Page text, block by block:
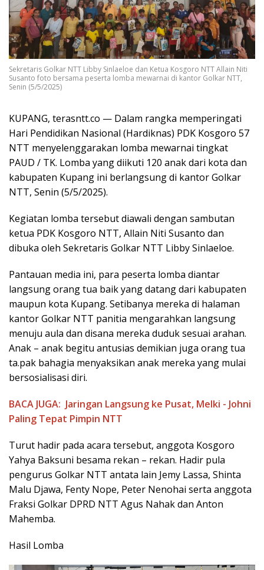
Sekretaris Golkar NTT Libby Sinlaeloe dan Ketua Kosgoro NTT Allain Niti
Susanto foto bersama peserta lomba mewarnai di kantor Golkar NTT,
Senin (5/5/2025)
KUPANG, terasntt.co — Dalam rangka memperingati
Hari Pendidikan Nasional (Hardiknas) PDK Kosgoro 57
NTT menyelenggarakan lomba mewarnai tingkat
PAUD / TK. Lomba yang diikuti 120 anak dari kota dan
kabupaten Kupang ini berlangsung di kantor Golkar
NTT, Senin (5/5/2025).
Kegiatan lomba tersebut diawali dengan sambutan
ketua PDK Kosgoro NTT, Allain Niti Susanto dan
dibuka oleh Sekretaris Golkar NTT Libby Sinlaeloe.
Pantauan media ini, para peserta lomba diantar
langsung orang tua baik yang datang dari kabupaten
maupun kota Kupang. Setibanya mereka di halaman
kantor Golkar NTT panitia mengarahkan langsung
menuju aula dan disana mereka duduk sesuai arahan.
Anak – anak begitu antusias demikian juga orang tua
ta.pak bahagia menyaksikan anak mereka yang mulai
bersosialisasi diri.
BACA JUGA: Jaringan Langsung ke Pusat, Melki - Johni
Paling Tepat Pimpin NTT
Turut hadir pada acara tersebut, anggota Kosgoro
Yahya Baksuni besama rekan – rekan. Hadir pula
pengurus Golkar NTT antata lain Jemy Lassa, Shinta
Malu Djawa, Fenty Nope, Peter Nenohai serta anggota
Fraksi Golkar DPRD NTT Agus Nahak dan Anton
Mahemba.
Hasil Lomba